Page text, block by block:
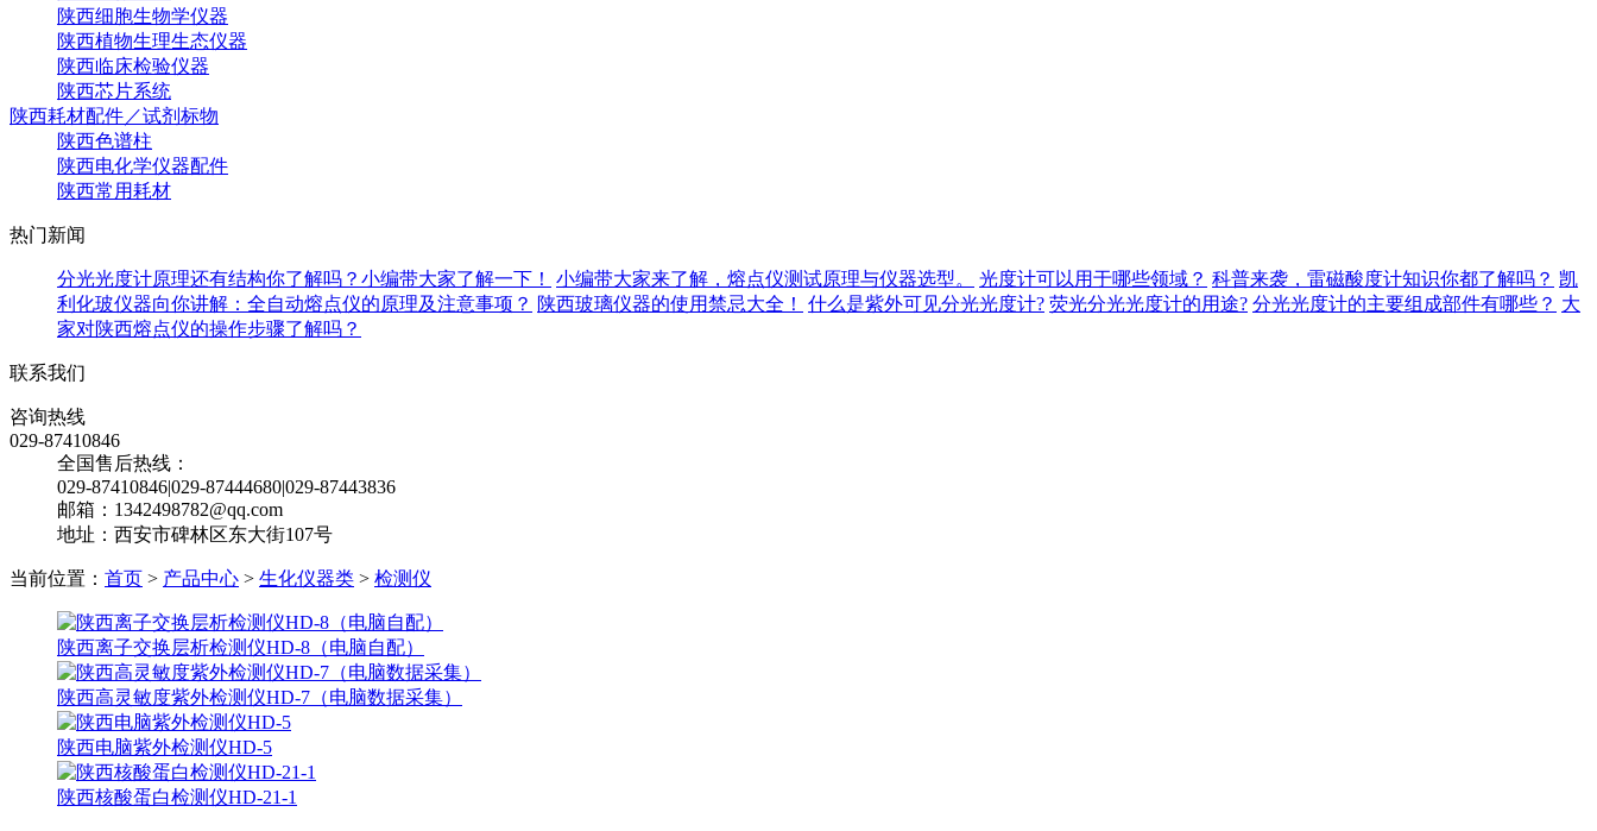
陕西细胞生物学仪器
陕西植物生理生态仪器
陕西临床检验仪器
陕西芯片系统
陕西耗材配件／试剂标物
陕西色谱柱
陕西电化学仪器配件
陕西常用耗材
热门新闻
分光光度计原理还有结构你了解吗？小编带大家了解一下！ 小编带大家来了解，熔点仪测试原理与仪器选型。 光度计可以用于哪些领域？ 科普来袭，雷磁酸度计知识你都了解吗？ 凯
利化玻仪器向你讲解：全自动熔点仪的原理及注意事项？ 陕西玻璃仪器的使用禁忌大全！ 什么是紫外可见分光光度计? 荧光分光光度计的用途? 分光光度计的主要组成部件有哪些？ 大
家对陕西熔点仪的操作步骤了解吗？
联系我们
咨询热线
029-87410846
全国售后热线：
029-87410846|029-87444680|029-87443836
邮箱：1342498782@qq.com
地址：西安市碑林区东大街107号
当前位置： 首页 > 产品中心 > 生化仪器类 > 检测仪
陕西离子交换层析检测仪HD-8（电脑自配）
陕西高灵敏度紫外检测仪HD-7（电脑数据采集）
陕西电脑紫外检测仪HD-5
陕西核酸蛋白检测仪HD-21-1